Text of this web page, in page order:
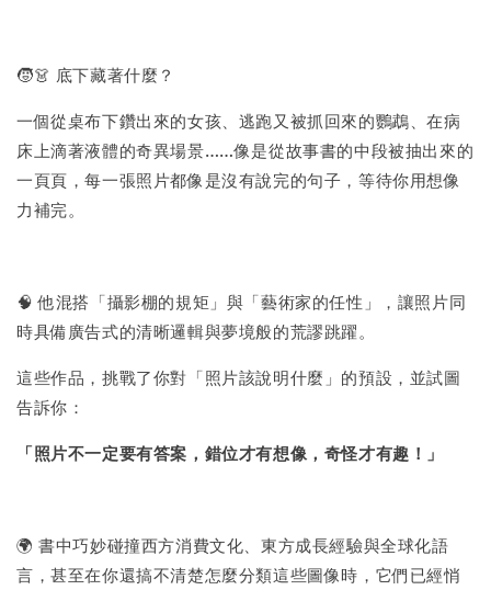
🧒👗 底下藏著什麼？
一個從桌布下鑽出來的女孩、逃跑又被抓回來的鸚鵡、在病
床上滴著液體的奇異場景……像是從故事書的中段被抽出來的
一頁頁，每一張照片都像是沒有說完的句子，等待你用想像
力補完。
🧠 他混搭「攝影棚的規矩」與「藝術家的任性」，讓照片同
時具備廣告式的清晰邏輯與夢境般的荒謬跳躍。
這些作品，挑戰了你對「照片該說明什麼」的預設，並試圖
告訴你：
「照片不一定要有答案，錯位才有想像，奇怪才有趣！」
🌍 書中巧妙碰撞西方消費文化、東方成長經驗與全球化語
言，甚至在你還搞不清楚怎麼分類這些圖像時，它們已經悄